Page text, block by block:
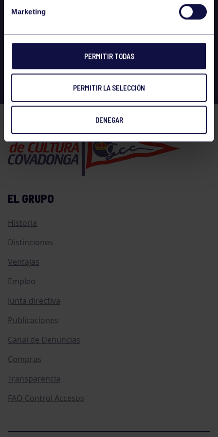
Marketing
PERMITIR TODAS
PERMITIR LA SELECCIÓN
DENEGAR
EL GRUPO
Historia
Distinciones
Ventajas
Empleo
Junta directiva
Publicaciones
Canal de Denuncias
Compras
Transparencia
FAQ Control Accesos